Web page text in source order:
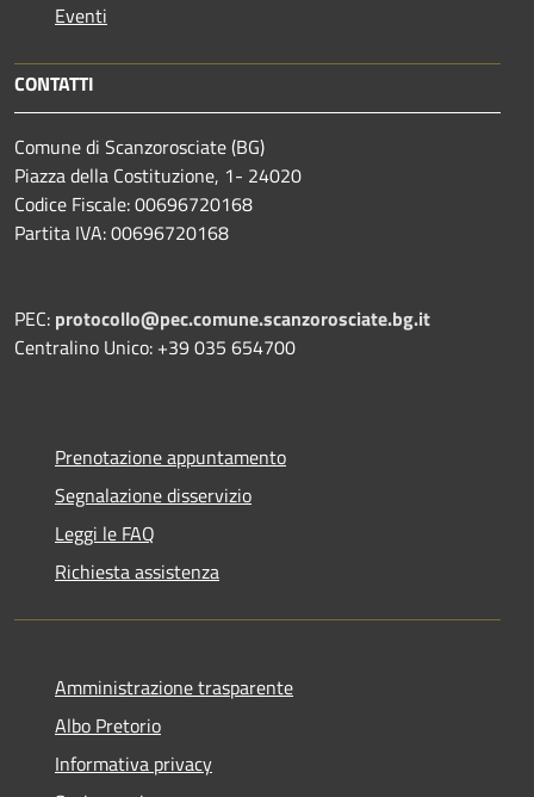
Eventi
CONTATTI
Comune di Scanzorosciate (BG)
Piazza della Costituzione, 1- 24020
Codice Fiscale: 00696720168
Partita IVA: 00696720168
PEC: protocollo@pec.comune.scanzorosciate.bg.it
Centralino Unico: +39 035 654700
Prenotazione appuntamento
Segnalazione disservizio
Leggi le FAQ
Richiesta assistenza
Amministrazione trasparente
Albo Pretorio
Informativa privacy